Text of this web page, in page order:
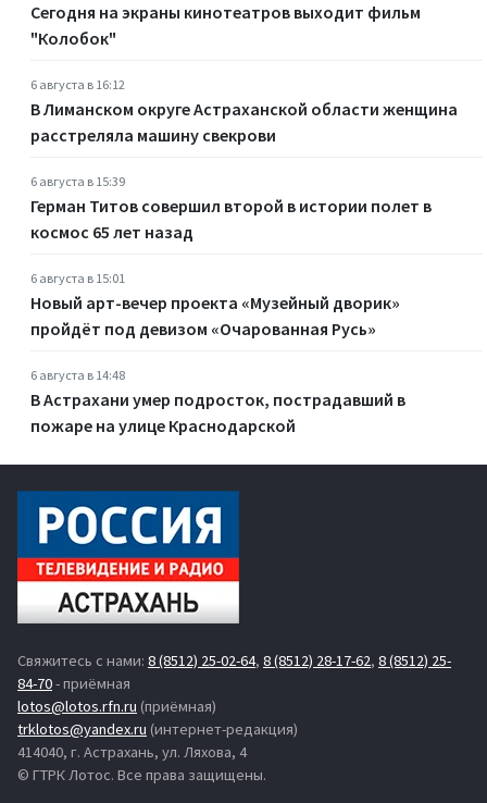
Сегодня на экраны кинотеатров выходит фильм
"Колобок"
6 августа в 16:12
В Лиманском округе Астраханской области женщина
расстреляла машину свекрови
6 августа в 15:39
Герман Титов совершил второй в истории полет в
космос 65 лет назад
6 августа в 15:01
Новый арт-вечер проекта «Музейный дворик»
пройдёт под девизом «Очарованная Русь»
6 августа в 14:48
В Астрахани умер подросток, пострадавший в
пожаре на улице Краснодарской
Свяжитесь с нами: 8 (8512) 25-02-64, 8 (8512) 28-17-62, 8 (8512) 25-
84-70- приёмная
lotos@lotos.rfn.ru (приёмная)
trklotos@yandex.ru (интернет-редакция)
414040, г. Астрахань, ул. Ляхова, 4
© ГТРК Лотос. Все права защищены.